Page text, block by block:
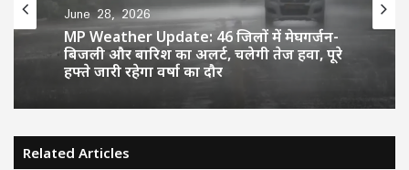
June 28, 2026
MP Weather Update: 46 जिलों में मेघगर्जन-
बिजली और बारिश का अलर्ट, चलेगी तेज हवा, पूरे
हफ्ते जारी रहेगा वर्षा का दौर
Related Articles